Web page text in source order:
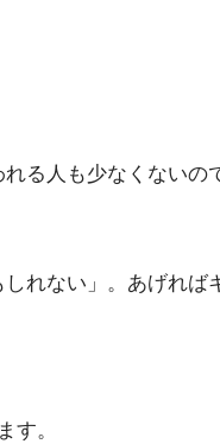
る人も少なくないの
れない」。あげれ
す。